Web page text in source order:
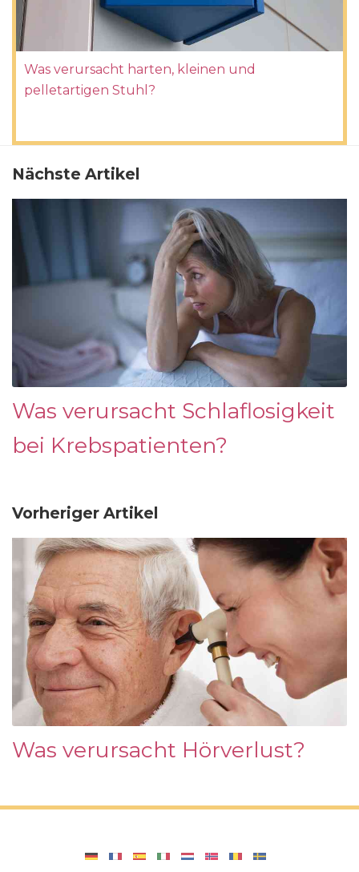
Was verursacht harten, kleinen und
pelletartigen Stuhl?
Nächste Artikel
Was verursacht Schlaflosigkeit
bei Krebspatienten?
Vorheriger Artikel
Was verursacht Hörverlust?